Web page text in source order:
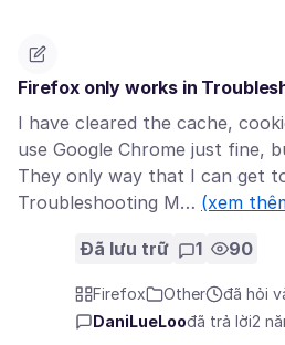
Firefox only works in
I have cleared the cache,
use Google Chrome just fine,
They only way that I can get
Troubleshooting M… (xem
Đã lưu trữ 1 90
Firefox Other
đã hỏi
DaniLueLoođã trả lời2